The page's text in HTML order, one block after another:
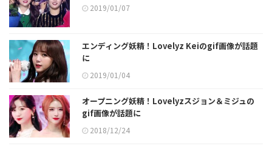
2019/01/07
エンディング妖精！Lovelyz Keiのgif画像が話題
に
2019/01/04
オープニング妖精！Lovelyzスジョン＆ミジュの
gif画像が話題に
2018/12/24